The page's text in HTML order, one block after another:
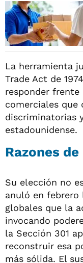
La herramienta
Trade Act de
responder frente
comerciales que
discriminatorias
estadounidense.
Razones
Su elección no
anuló en febrero
globales que la
invocando
la Sección 301
reconstruir esa
más sólida. El